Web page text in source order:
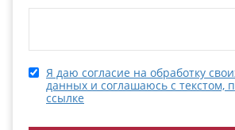
Я даю согласие на обработку
данных и соглашаюсь с текстом,
ссылке